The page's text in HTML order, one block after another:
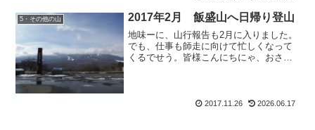
5・その他の山 2017年2月 飯盛山へ日帰り登山
地味ーに、山行報告も2月に入りました。
でも、仕事も師走に向けて忙しくなって
くるでせう。皆様こんにちにゃ、おさる
選択肢が私には与えられ...
2017.11.26 2026.06.17